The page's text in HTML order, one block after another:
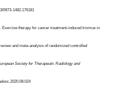
0973-1482.176181
Exercise therapy for cancer treatment-induced trismus in
and meta-analysis of randomized controlled
Society for Therapeutic Radiology and